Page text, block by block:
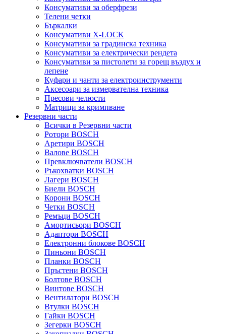
Консумативи за оберфрези
Телени четки
Бъркалки
Консумативи X-LOCK
Консумативи за градинска техника
Консумативи за електрически рендета
Консумативи за пистолети за горещ въздух и
лепене
Куфари и чанти за електроинструменти
Аксесоари за измервателна техника
Пресови челюсти
Матрици за кримпване
Резервни части
Всички в Резервни части
Ротори BOSCH
Аретири BOSCH
Валове BOSCH
Превключватели BOSCH
Ръкохватки BOSCH
Лагери BOSCH
Биели BOSCH
Корони BOSCH
Четки BOSCH
Ремъци BOSCH
Амортисьори BOSCH
Адаптори BOSCH
Електронни блокове BOSCH
Пиньони BOSCH
Планки BOSCH
Пръстени BOSCH
Болтове BOSCH
Винтове BOSCH
Вентилатори BOSCH
Втулки BOSCH
Гайки BOSCH
Зегерки BOSCH